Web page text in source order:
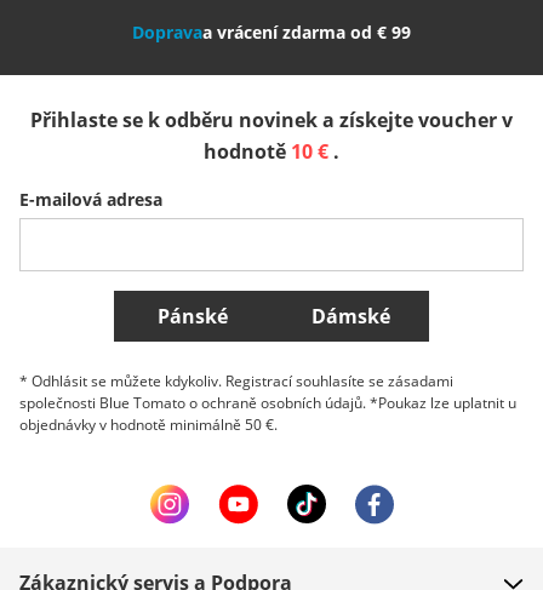
Slovenija
Belgique (Français) Danmark Norge
Všechny země
Dopravaa vrácení zdarma od € 99
Přihlaste se k odběru novinek a získejte voucher v
hodnotě 10 € .
E-mailová adresa
Pánské Dámské
* Odhlásit se můžete kdykoliv. Registrací souhlasíte se zásadami
společnosti Blue Tomato o ochraně osobních údajů. *Poukaz lze uplatnit u
objednávky v hodnotě minimálně 50 €.
Zákaznický servis a Podpora